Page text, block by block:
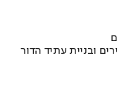
ובניית עתיד הדור